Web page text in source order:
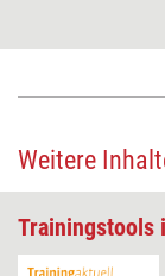
Weitere
Trainingstools